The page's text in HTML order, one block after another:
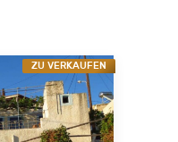
ZU VERKAUFEN